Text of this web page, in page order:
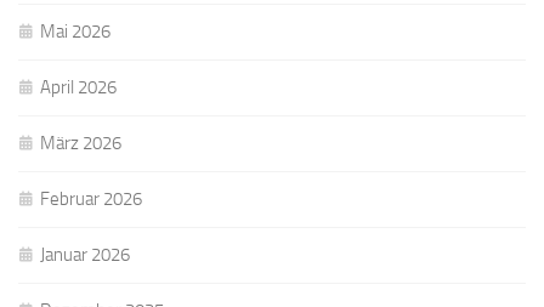
Mai 2026
April 2026
März 2026
Februar 2026
Januar 2026